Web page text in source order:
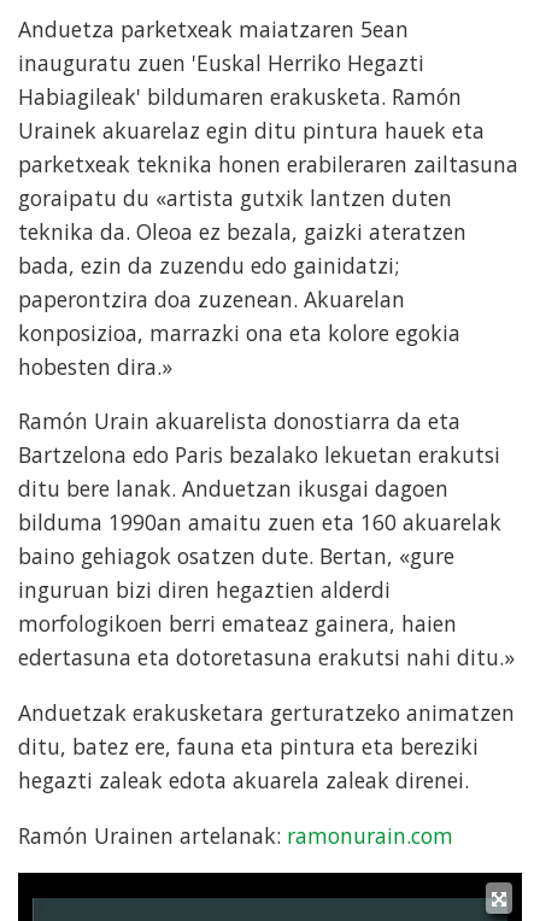
Anduetza parketxeak maiatzaren 5ean
inauguratu zuen 'Euskal Herriko Hegazti
Habiagileak' bildumaren erakusketa. Ramón
Urainek akuarelaz egin ditu pintura hauek eta
parketxeak teknika honen erabileraren zailtasuna
goraipatu du «artista gutxik lantzen duten
teknika da. Oleoa ez bezala, gaizki ateratzen
bada, ezin da zuzendu edo gainidatzi;
paperontzira doa zuzenean. Akuarelan
konposizioa, marrazki ona eta kolore egokia
hobesten dira.»
Ramón Urain akuarelista donostiarra da eta
Bartzelona edo Paris bezalako lekuetan erakutsi
ditu bere lanak. Anduetzan ikusgai dagoen
bilduma 1990an amaitu zuen eta 160 akuarelak
baino gehiagok osatzen dute. Bertan, «gure
inguruan bizi diren hegaztien alderdi
morfologikoen berri emateaz gainera, haien
edertasuna eta dotoretasuna erakutsi nahi ditu.»
Anduetzak erakusketara gerturatzeko animatzen
ditu, batez ere, fauna eta pintura eta bereziki
hegazti zaleak edota akuarela zaleak direnei.
Ramón Urainen artelanak: ramonurain.com